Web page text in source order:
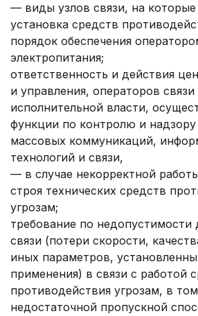
— виды узлов связи, на которые
установка средств
порядок обеспечения
электропитания;
ответственность и действия
и управления, операторов связи
исполнительной власти,
функции по контролю и надзору
массовых коммуникаций,
технологий и связи,
— ‎в случае некорректной
строя технических средств
угрозам;
требование по недопустимости
связи (потери скорости,
иных параметров,
применения) в связи с работой
противодействия угрозам, в
недостаточной пропускной